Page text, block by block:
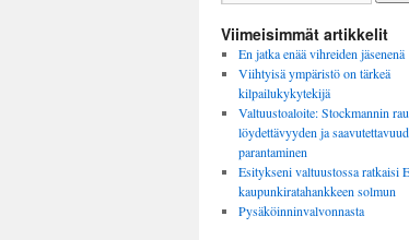
Viimeisimmät artikkelit
En jatka enää vihreiden jäsenenä
Viihtyisä ympäristö on tärkeä
kilpailukykytekijä
Valtuustoaloite: Stockmannin
löydettävyyden ja
parantaminen
Esitykseni valtuustossa ratkaisi
kaupunkiratahankkeen solmun
Pysäköinninvalvonnasta